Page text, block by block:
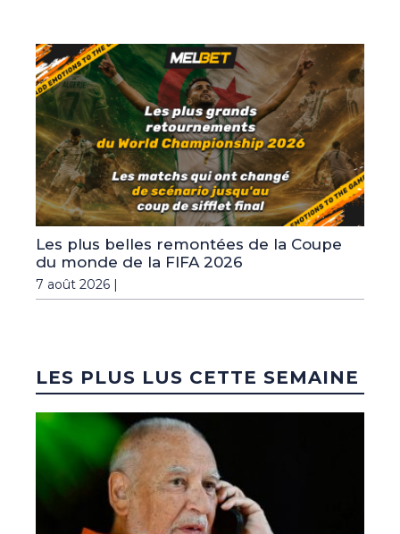
Les plus belles remontées de la Coupe
du monde de la FIFA 2026
7 août 2026 |
LES PLUS LUS CETTE SEMAINE